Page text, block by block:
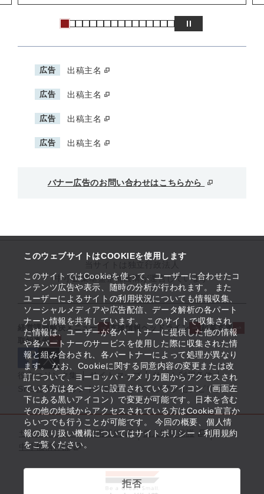
このウェブサイトはCOOKIEを使用します
このサイトではCookieを使って、ユーザーに合わせたコ
ンテンツ広告や表示、随時の分析が行われます。 また
ユーザーによるサイトの利用状況についても情報収集、
ソーシャルメディアや広告配信、データ解析の各パート
ナーと情報を共有しています。 このサイトで収集され
た情報は、ユーザーが各パートナーに提供した他の情報
や各パートナーのサービスを使用した際に収集された情
報と組み合わされ、各パートナーによって処理が異なり
ます。 なお、Cookieに関する同意内容の変更または改
訂について、ヨーロッパ・アメリカ圏からアクセスされ
ている方は各ページに設置されているアイコン（画面左
下にある黒いアイコン）で変更が可能です。日本を含む
その他の地域からアクセスされている方はCookie宣言か
らいつでも行うことが可能です。 今回の概要、個人情
報の取り扱い機構についてはサイトポリシー・利用規約
をご覧ください。
拒否
広告 出稿主名
広告 出稿主名
広告 出稿主名
広告 出稿主名
バナー広告のお問い合わせはこちらから
中小企業基盤整備機構が運営しています
経営課題解決メニュー 支援情報ヘッドライン
起業支援
取組事例
役立つリンク集 サイトマップ
サイト利用条件
SNS公式アカウント一覧
ウェブアクセシビリティ
サイトポリシー・利用規約
個人情報保護
中小機構とは